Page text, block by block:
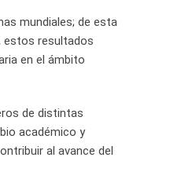
mundiales; de esta
estos resultados
en el ámbito
de distintas
académico y
al avance del